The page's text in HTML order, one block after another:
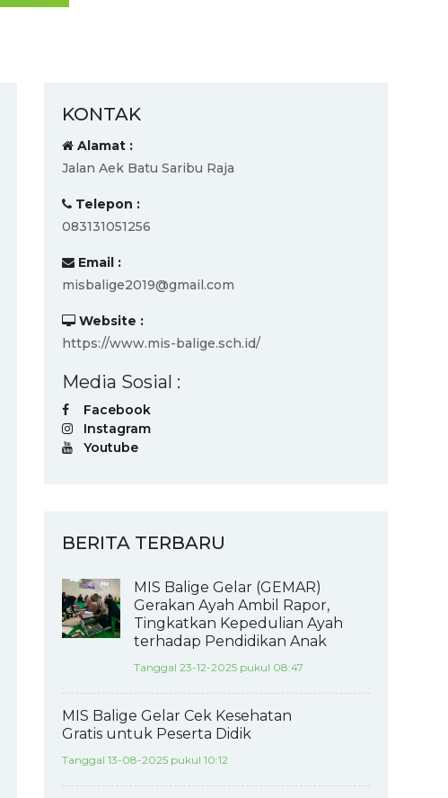
KONTAK
Alamat :
Jalan Aek Batu Saribu Raja
Telepon :
083131051256
Email :
misbalige2019@gmail.com
Website :
https://www.mis-balige.sch.id/
Media Sosial :
Facebook
Instagram
Youtube
BERITA TERBARU
MIS Balige Gelar (GEMAR)
Gerakan Ayah Ambil Rapor,
Tingkatkan Kepedulian Ayah
terhadap Pendidikan Anak
Tanggal 23-12-2025 pukul 08:47
MIS Balige Gelar Cek Kesehatan
Gratis untuk Peserta Didik
Tanggal 13-08-2025 pukul 10:12